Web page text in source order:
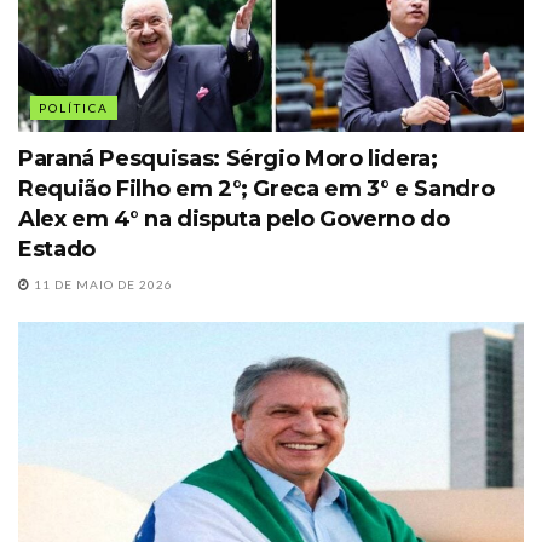
POLÍTICA
Paraná Pesquisas: Sérgio Moro lidera;
Requião Filho em 2°; Greca em 3° e Sandro
Alex em 4° na disputa pelo Governo do
Estado
11 DE MAIO DE 2026